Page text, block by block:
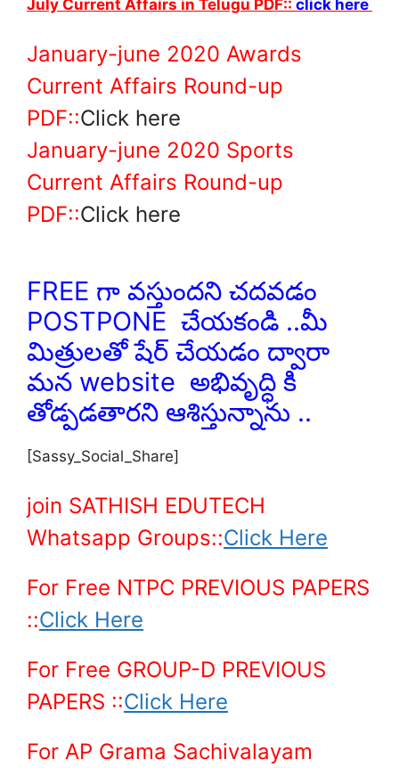
July Current Affairs in Telugu PDF:: click here
January-june 2020 Awards
Current Affairs Round-up
PDF::Click here
January-june 2020 Sports
Current Affairs Round-up
PDF::Click here
FREE గా వస్తుందని చదవడం
POSTPONE చేయకండి ..మీ
మిత్రులతో షేర్ చేయడం ద్వారా
మన website అభివృద్ధి కి
తోడ్పడతారని ఆశిస్తున్నాను ..
[Sassy_Social_Share]
join SATHISH EDUTECH
Whatsapp Groups::Click Here
For Free NTPC PREVIOUS PAPERS
::Click Here
For Free GROUP-D PREVIOUS
PAPERS ::Click Here
For AP Grama Sachivalayam